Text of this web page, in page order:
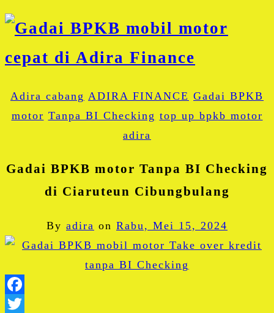
Adira cabang ADIRA FINANCE Gadai BPKB
motor Tanpa BI Checking top up bpkb motor
adira
Gadai BPKB motor Tanpa BI Checking
di Ciaruteun Cibungbulang
By adira on Rabu, Mei 15, 2024